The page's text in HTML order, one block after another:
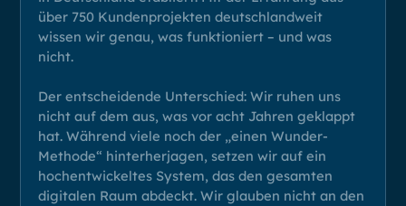
über 750 Kundenprojekten deutschlandweit
wissen wir genau, was funktioniert – und was
nicht.
Der entscheidende Unterschied: Wir ruhen uns
nicht auf dem aus, was vor acht Jahren geklappt
hat. Während viele noch der „einen Wunder-
Methode“ hinterherjagen, setzen wir auf ein
hochentwickeltes System, das den gesamten
digitalen Raum abdeckt. Wir glauben nicht an den